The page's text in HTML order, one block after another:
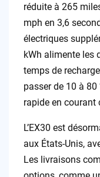
réduite à 265
mph en 3,6
électriques
kWh alimente les
temps de
passer de 10 à
rapide en courant
L’EX30 est
aux États-Unis,
Les livraisons